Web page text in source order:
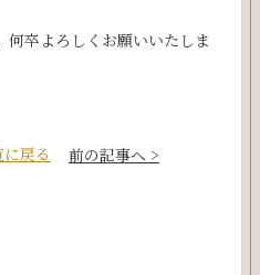
何卒よろしくお願いいたしま
戻る 前の記事へ >